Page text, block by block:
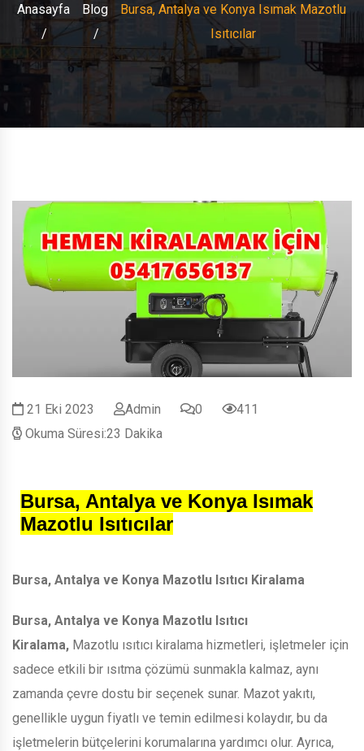
Anasayfa Blog
Bursa, Antalya ve Konya Isımak Mazotlu
Isıtıcılar
21 Eki 2023 Admin 0
411
Okuma Süresi:23 Dakika
Bursa, Antalya ve Konya Isımak
Mazotlu Isıtıcılar
Bursa, Antalya ve Konya Mazotlu Isıtıcı Kiralama
Bursa, Antalya ve Konya Mazotlu Isıtıcı
Kiralama, Mazotlu ısıtıcı kiralama hizmetleri, işletmeler için
sadece etkili bir ısıtma çözümü sunmakla kalmaz, aynı
zamanda çevre dostu bir seçenek sunar. Mazot yakıtı,
genellikle uygun fiyatlı ve temin edilmesi kolaydır, bu da
işletmelerin bütçelerini korumalarına yardımcı olur. Ayrıca,